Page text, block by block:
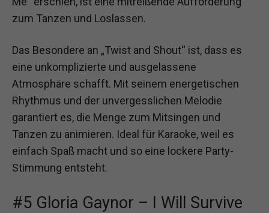
zum Tanzen und Loslassen.
Das Besondere an „Twist and Shout“ ist, dass es
eine unkomplizierte und ausgelassene
Atmosphäre schafft. Mit seinem energetischen
Rhythmus und der unvergesslichen Melodie
garantiert es, die Menge zum Mitsingen und
Tanzen zu animieren. Ideal für Karaoke, weil es
einfach Spaß macht und so eine lockere Party-
Stimmung entsteht.
#5 Gloria Gaynor – I Will Survive